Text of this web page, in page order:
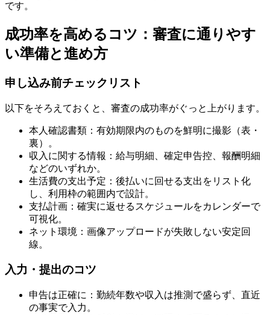
です。
成功率を高めるコツ：審査に通りやす
い準備と進め方
申し込み前チェックリスト
以下をそろえておくと、審査の成功率がぐっと上がります。
本人確認書類：有効期限内のものを鮮明に撮影（表・
裏）。
収入に関する情報：給与明細、確定申告控、報酬明細
などのいずれか。
生活費の支出予定：後払いに回せる支出をリスト化
し、利用枠の範囲内で設計。
支払計画：確実に返せるスケジュールをカレンダーで
可視化。
ネット環境：画像アップロードが失敗しない安定回
線。
入力・提出のコツ
申告は正確に：勤続年数や収入は推測で盛らず、直近
の事実で入力。